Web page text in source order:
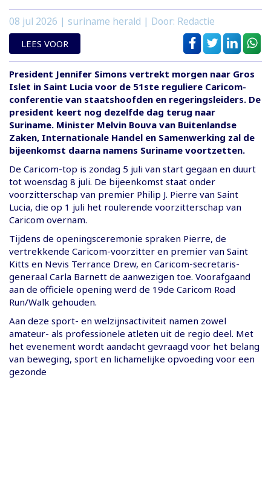
08 jul 2026 | suriname herald | Door: Redactie
LEES VOOR
President Jennifer Simons vertrekt morgen naar Gros
Islet in Saint Lucia voor de 51ste reguliere Caricom-
conferentie van staatshoofden en regeringsleiders. De
president keert nog dezelfde dag terug naar
Suriname. Minister Melvin Bouva van Buitenlandse
Zaken, Internationale Handel en Samenwerking zal de
bijeenkomst daarna namens Suriname voortzetten.
De Caricom-top is zondag 5 juli van start gegaan en duurt
tot woensdag 8 juli. De bijeenkomst staat onder
voorzitterschap van premier Philip J. Pierre van Saint
Lucia, die op 1 juli het roulerende voorzitterschap van
Caricom overnam.
Tijdens de openingsceremonie spraken Pierre, de
vertrekkende Caricom-voorzitter en premier van Saint
Kitts en Nevis Terrance Drew, en Caricom-secretaris-
generaal Carla Barnett de aanwezigen toe. Voorafgaand
aan de officiële opening werd de 19de Caricom Road
Run/Walk gehouden.
Aan deze sport- en welzijnsactiviteit namen zowel
amateur- als professionele atleten uit de regio deel. Met
het evenement wordt aandacht gevraagd voor het belang
van beweging, sport en lichamelijke opvoeding voor een
gezonde